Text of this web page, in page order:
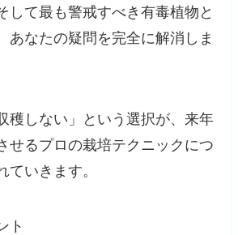
して最も警戒すべき有毒植物と
あなたの疑問を完全に解消しま
穫しない」という選択が、来年
せるプロの栽培テクニックにつ
ていきます。
ト